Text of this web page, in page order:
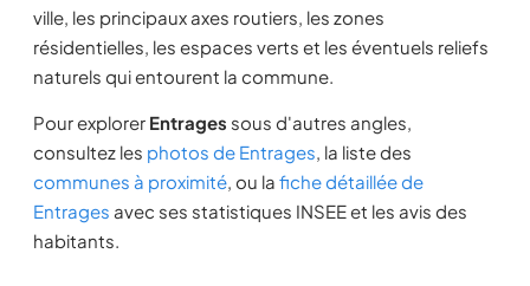
ville, les principaux axes routiers, les zones
résidentielles, les espaces verts et les éventuels reliefs
naturels qui entourent la commune.
Pour explorer Entrages sous d'autres angles,
consultez les photos de Entrages, la liste des
communes à proximité, ou la fiche détaillée de
Entrages avec ses statistiques INSEE et les avis des
habitants.